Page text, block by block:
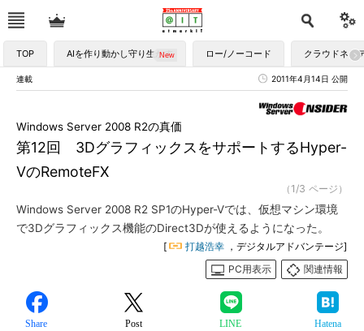
TOP AIを作り動かし守り生かす ロー/ノーコード クラウドネイ
連載 2011年4月14日 公開
第12回 3DグラフィックスをサポートするHyper-
VのRemoteFX
Windows Server 2008 R2の真価
（1/3 ページ）
Windows Server 2008 R2 SP1のHyper-Vでは、仮想マシン環境
で3Dグラフィックス機能のDirect3Dが使えるようになった。
[ 打越浩幸 ，デジタルアドバンテージ]
PC用表示
関連情報
Share Post LINE Hatena